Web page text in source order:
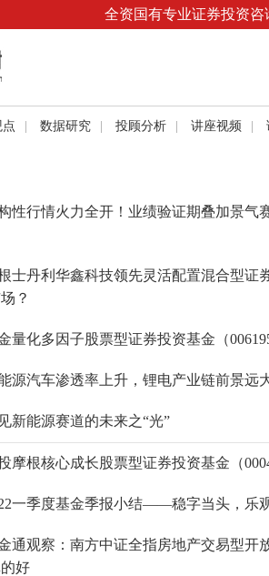
全资国有专业证券投资
点 数据研究 投顾分析 讲座视频
性行情火力全开！业绩验证期叠加景
根士丹利华鑫科技领先灵活配置混合型
？
量化多因子股票型证券投资基金（
源汽车渗透率上升，锂电产业链前景远
新能源赛道的未来之“光”
投摩根核心成长股票型证券投资基金（
一季度基金季报小结——稳字当头，乐
通观察：南方中证全指房地产交易型
好